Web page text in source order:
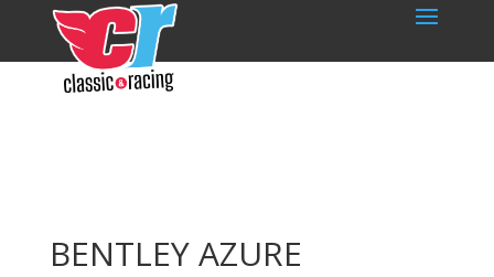
BENTLEY AZURE